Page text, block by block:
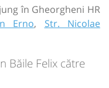
în Gheorgheni HR
Erno, Str. Nicolae
Băile Felix către